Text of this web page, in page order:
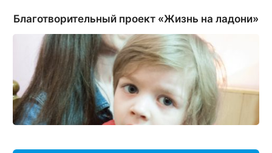
Благотворительный проект «Жизнь на ладони»